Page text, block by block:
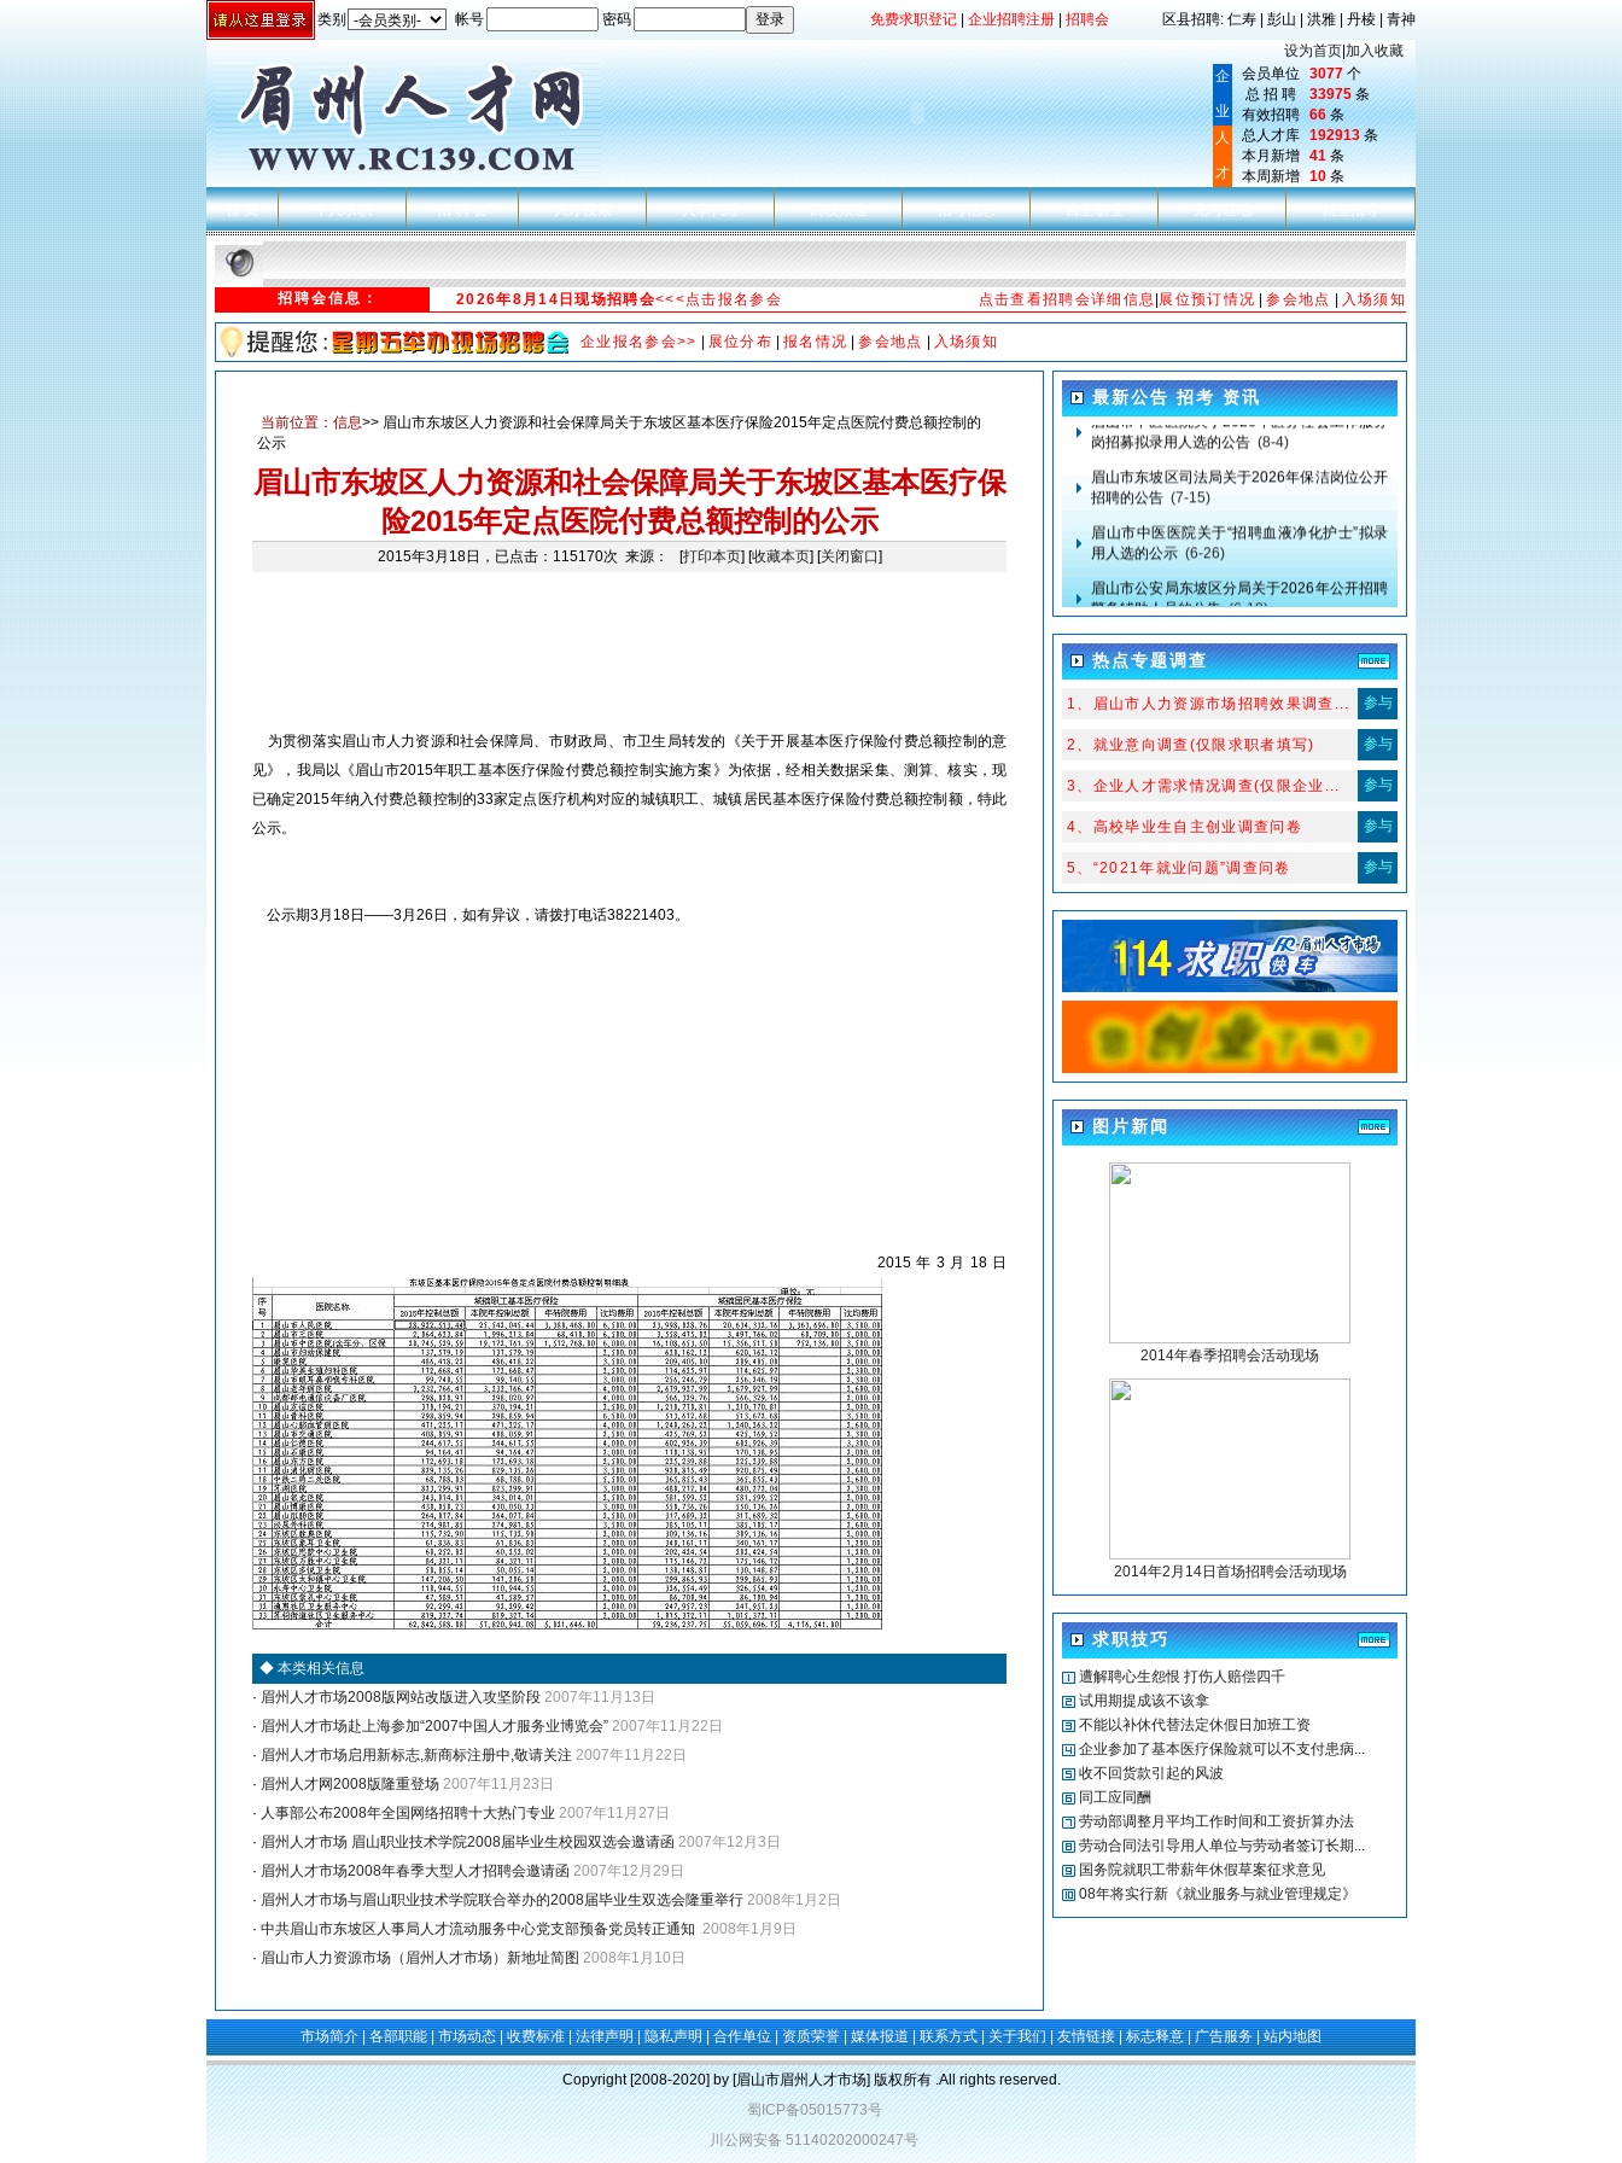
类别 帐号 密码 免费求职登记 企业招聘注册 招聘会
区县招聘: 仁寿 | 彭山 | 洪雅 | 丹棱 | 青神
设为首页 加入收藏
企
业
会员单位 3077 个
总 招 聘
33975条
有效招聘 66条
人
才
总人才库 192913条
本月新增 41 条
本周新增 10 条
首 页
个人求职 招 聘 会 人才搜索 人事代理 高校频道 招考信息 自主创业 见习基地 就业指导
招聘会信息： 2026年8月14日现场招聘会<<<点击报名参会 点击查看招聘会详细信息 展位预订情况 |参会地点 入场须知
企业报名参会>> 展位分布 |报名情况 |参会地点 入场须知
当前位置： 信息>> 眉山市东坡区人力资源和社会保障局关于东坡区基本医疗保险2015年定点医院付费总额控制的
公示
眉山市东坡区人力资源和社会保障局关于东坡区基本医疗保
险2015年定点医院付费总额控制的公示
2015年3月18日，已点击：115170次 来源： [打印本页] [收藏本页] [关闭窗口]
为贯彻落实眉山市人力资源和社会保障局、市财政局、市卫生局转发的《关于开展基本医疗保险付费总额控制的意
见》，我局以《眉山市2015年职工基本医疗保险付费总额控制实施方案》为依据，经相关数据采集、测算、核实，现
已确定2015年纳入付费总额控制的33家定点医疗机构对应的城镇职工、城镇居民基本医疗保险付费总额控制额，特此
公示。
公示期3月18日――3月26日，如有异议，请拨打电话38221403。
2015年3月18日
◆ 本类相关信息
· 眉州人才市场2008版网站改版进入攻坚阶段 2007年11月13日
· 眉州人才市场赴上海参加“2007中国人才服务业博览会” 2007年11月22日
· 眉州人才市场启用新标志,新商标注册中,敬请关注 2007年11月22日
· 眉州人才网2008版隆重登场 2007年11月23日
· 人事部公布2008年全国网络招聘十大热门专业 2007年11月27日
· 眉州人才市场 眉山职业技术学院2008届毕业生校园双选会邀请函 2007年12月3日
· 眉州人才市场2008年春季大型人才招聘会邀请函 2007年12月29日
· 眉州人才市场与眉山职业技术学院联合举办的2008届毕业生双选会隆重举行 2008年1月2日
· 中共眉山市东坡区人事局人才流动服务中心党支部预备党员转正通知 2008年1月9日
· 眉山市人力资源市场（眉州人才市场）新地址简图 2008年1月10日
最新公告 招考 资讯
眉山市中医医院关于2026年医务社会工作服务
岗招募拟录用人选的公告(8-4)
招聘的公告(7-15)
用人选的公示(6-26)
警务辅助人员的公告(6-18)
眉山市中医医院关于招聘血液净化护士的公告
(5-19)
眉山市中医医院关于“2026年春季人才招聘”拟
录用人选（第三批）的公示(5-15)
眉山市东坡区妇幼保健计划生育服务中心关于
关于眉山市东坡区妇幼保健计划生育服务中心
幼儿教师岗位拟聘人员冯媛自愿放弃聘用资格
及岗位不再递补的公示 (5-9)
四川东坡产业投资集团有限公司2026年第一批
工作人员公开考试招聘公告(4-28)
眉山市中医医院关于“2026春季人才招聘”拟录
用人选的公示 (5-6)
四川大学华西第二医院眉山市妇女儿童医院 眉
山市妇幼保健院关于眉山市第一托育园拟聘用
工作人员的公示(4-23)
眉山市东坡区妇幼保健计划生育服务中心关于
招聘幼儿教师、小学教师拟聘用人员的公示
(4-17)
眉山市东坡区妇幼保健计划生育服务中心关于
招聘临聘人员递补人员体检事项的公告(4-10)
眉山市东坡区妇幼保健计划生育服务中心关于
眉山市东坡区尚义镇卫生院关于编外人员拟聘
人员信息公示
眉山市东坡区妇幼保健计划生育服务中心关于
招聘临聘人员的公告(3-23)
热点专题调查
1、眉山市人力资源市场招聘效果调查... 参与
2、就业意向调查(仅限求职者填写) 参与
3、企业人才需求情况调查(仅限企业... 参与
4、高校毕业生自主创业调查问卷 参与
5、“2021年就业问题”调查问卷 参与
图片新闻
2014年春季招聘会活动现场
2014年2月14日首场招聘会活动现场
求职技巧
遭解聘心生怨恨 打伤人赔偿四千
试用期提成该不该拿
不能以补休代替法定休假日加班工资
企业参加了基本医疗保险就可以不支付患病...
收不回货款引起的风波
同工应同酬
劳动部调整月平均工作时间和工资折算办法
劳动合同法引导用人单位与劳动者签订长期...
国务院就职工带薪年休假草案征求意见
08年将实行新《就业服务与就业管理规定》
市场简介|各部职能|市场动态|收费标准|法律声明|隐私声明|合作单位|资质荣誉|媒体报道|联系方式|关于我们|友情链接|标志释意|广告服务|站内地图
Copyright [2008-2020] by [眉山市眉州人才市场] 版权所有 .All rights reserved.
蜀ICP备05015773号
川公网安备 51140202000247号